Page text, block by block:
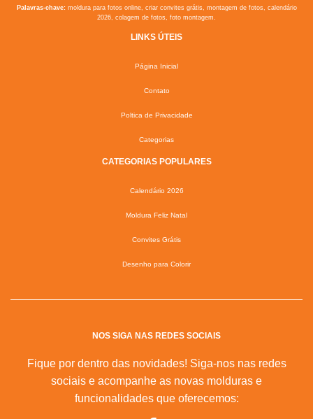
Palavras-chave:moldura para fotos online, criar convites grátis, montagem de fotos, calendário
2026, colagem de fotos, foto montagem.
LINKS ÚTEIS
Página Inicial
Contato
Poltica de Privacidade
Categorias
CATEGORIAS POPULARES
Calendário 2026
Moldura Feliz Natal
Convites Grátis
Desenho para Colorir
NOS SIGA NAS REDES SOCIAIS
Fique por dentro das novidades! Siga-nos nas redes
sociais e acompanhe as novas molduras e
funcionalidades que oferecemos: